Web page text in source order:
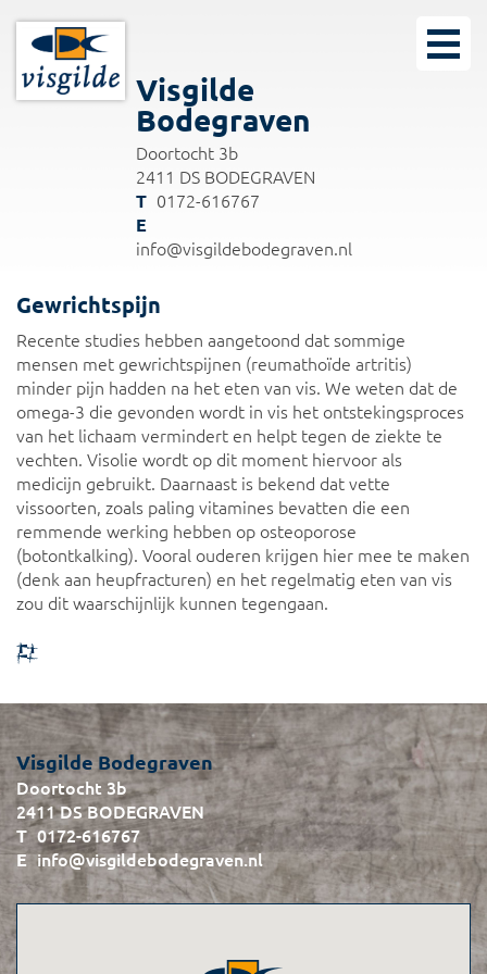
Visgilde
Bodegraven
Doortocht 3b
2411 DS BODEGRAVEN
0172-616767
info@visgildebodegraven.nl
Gewrichtspijn
Recente studies hebben aangetoond dat sommige
mensen met gewrichtspijnen (reumathoïde artritis)
minder pijn hadden na het eten van vis. We weten dat de
omega-3 die gevonden wordt in vis het ontstekingsproces
van het lichaam vermindert en helpt tegen de ziekte te
vechten. Visolie wordt op dit moment hiervoor als
medicijn gebruikt. Daarnaast is bekend dat vette
vissoorten, zoals paling vitamines bevatten die een
remmende werking hebben op osteoporose
(botontkalking). Vooral ouderen krijgen hier mee te maken
(denk aan heupfracturen) en het regelmatig eten van vis
zou dit waarschijnlijk kunnen tegengaan.
Visgilde Bodegraven
Doortocht 3b
2411 DS BODEGRAVEN
0172-616767
info@visgildebodegraven.nl